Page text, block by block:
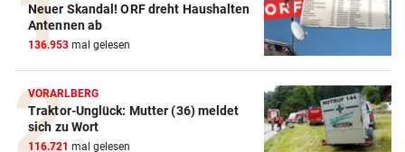
Neuer Skandal! ORF dreht Haushalten
Antennen ab
136.953 mal gelesen
VORARLBERG
Traktor-Unglück: Mutter (36) meldet
sich zu Wort
116.721 mal gelesen